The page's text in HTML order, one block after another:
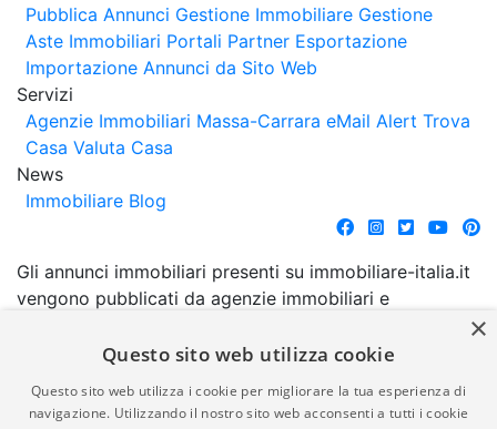
Pubblica Annunci Gestione Immobiliare Gestione
Aste Immobiliari Portali Partner Esportazione
Importazione Annunci da Sito Web
Servizi
Agenzie Immobiliari Massa-Carrara eMail Alert Trova
Casa Valuta Casa
News
Immobiliare Blog
Gli annunci immobiliari presenti su immobiliare-italia.it
vengono pubblicati da agenzie immobiliari e
comporta l'approvazione o l'avallo da parte di
garanzia da parte di quest'ultima. immobiliare-italia.it
×
Questo sito web utilizza cookie
Questo sito web utilizza i cookie per migliorare la tua esperienza di
navigazione. Utilizzando il nostro sito web acconsenti a tutti i cookie